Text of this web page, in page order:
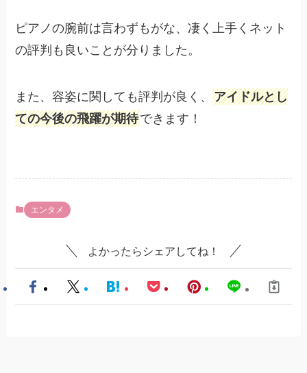
ピアノの腕前は言わずもがな、凄く上手くネット
の評判も良いことが分りました。
また、容姿に関しても評判が良く、アイドルとし
ての今後の飛躍が期待できます！
エンタメ
よかったらシェアしてね！